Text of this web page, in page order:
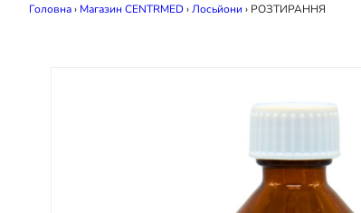
Головна› Магазин CENTRMED›Лосьйони › РОЗТИРАННЯ